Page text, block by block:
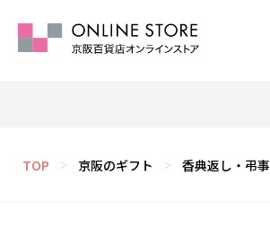
TOP ＞ 京阪のギフト ＞ 香典返し・弔事